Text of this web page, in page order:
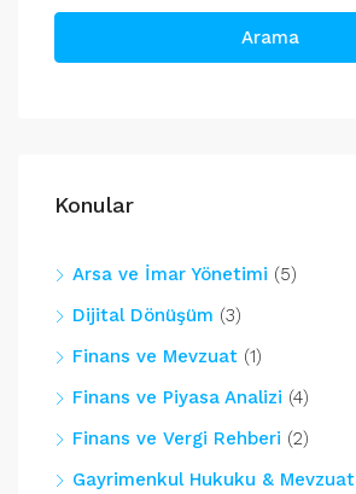
Arama
Konular
Arsa ve İmar Yönetimi (5)
Dijital Dönüşüm (3)
Finans ve Mevzuat (1)
Finans ve Piyasa Analizi (4)
Finans ve Vergi Rehberi (2)
Gayrimenkul Hukuku & Mevzuat